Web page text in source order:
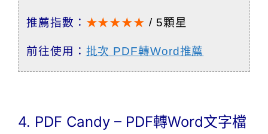
推薦指數： ★★★★★ / 5顆星
前往使用： 批次 PDF轉Word推薦
4. PDF Candy – PDF轉Word文字檔